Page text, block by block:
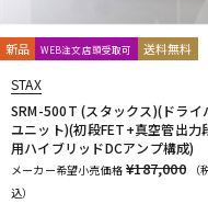
新品 WEB注文店頭受取可 送料無料
STAX
SRM-500T (スタックス)(ドライ
ユニット)(初段FET+真空管出力
用ハイブリッドDCアンプ構成)
メーカー希望小売価格 ¥187,000
（
込）